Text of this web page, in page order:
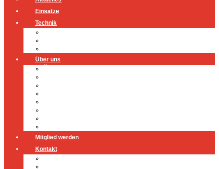
Einsätze
Technik
Über uns
Mitglied werden
Kontakt